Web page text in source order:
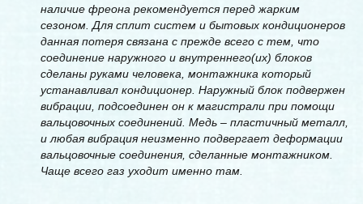
наличие фреона рекомендуется перед жарким
сезоном. Для сплит систем и бытовых кондиционеров
данная потеря связана с прежде всего с тем, что
соединение наружного и внутреннего(их) блоков
сделаны руками человека, монтажника который
устанавливал кондиционер. Наружный блок подвержен
вибрации, подсоединен он к магистрали при помощи
вальцовочных соединений. Медь – пластичный металл,
и любая вибрация неизменно подвергает деформации
вальцовочные соединения, сделанные монтажником.
Чаще всего газ уходит именно там.